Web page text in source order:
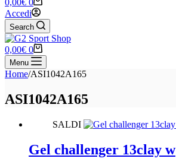
0,00€ 0
Accedi
Search
Carrello
0,00€ 0
Menu
Home/ASI1042A165
ASI1042A165
SALDI
Gel challenger 13clay w